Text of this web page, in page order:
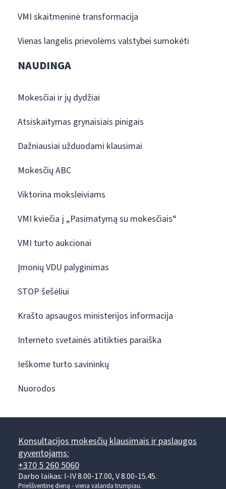
VMI skaitmeninė transformacija
Vienas langelis prievolėms valstybei sumokėti
NAUDINGA
Mokesčiai ir jų dydžiai
Atsiskaitymas grynaisiais pinigais
Dažniausiai užduodami klausimai
Mokesčių ABC
Viktorina moksleiviams
VMI kviečia į „Pasimatymą su mokesčiais“
VMI turto aukcionai
Įmonių VDU palyginimas
STOP šešėliui
Krašto apsaugos ministerijos informacija
Interneto svetainės atitikties paraiška
Ieškome turto savininkų
Nuorodos
Konsultacijos mokesčių klausimais ir paslaugos
gyventojams:
+370 5 260 5060
Darbo laikas: I-IV 8.00-17.00, V 8.00-15.45.
Prieššventinę dieną - viena valanda trumpiau.